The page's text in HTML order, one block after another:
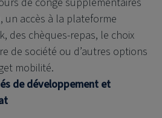
un accès à la plateforme
des chèques-repas, le choix
de société ou d’autres options
mobilité.
de développement et